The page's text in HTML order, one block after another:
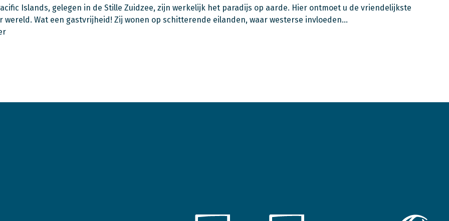
Islands, gelegen in de Stille Zuidzee, zijn werkelijk het paradijs op aarde. Hier ontmoet u de vriendelijkste
wereld. Wat een gastvrijheid! Zij wonen op schitterende eilanden, waar westerse invloeden…